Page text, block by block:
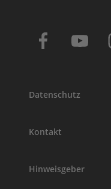
Datenschutz
Kontakt
Hinweisgeber